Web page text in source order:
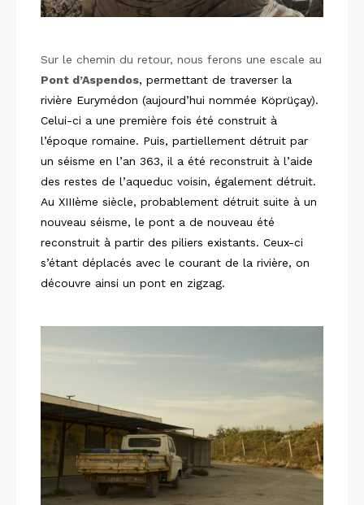
Sur le chemin du retour, nous ferons une escale au
Pont d’Aspendos, permettant de traverser la
rivière Eurymédon (aujourd’hui nommée Köprüçay).
Celui-ci a une première fois été construit à
l’époque romaine. Puis, partiellement détruit par
un séisme en l’an 363, il a été reconstruit à l’aide
des restes de l’aqueduc voisin, également détruit.
Au XIIIème siècle, probablement détruit suite à un
nouveau séisme, le pont a de nouveau été
reconstruit à partir des piliers existants. Ceux-ci
s’étant déplacés avec le courant de la rivière, on
découvre ainsi un pont en zigzag.